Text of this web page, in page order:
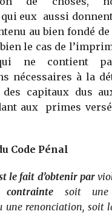
eux aussi
au bien fondé de
le cas de
ne contient
nécessaires à la
capitaux dus
aux primes
Code Pénal
le fait d’obtenir par
contrainte soit une
une renonciation, soit